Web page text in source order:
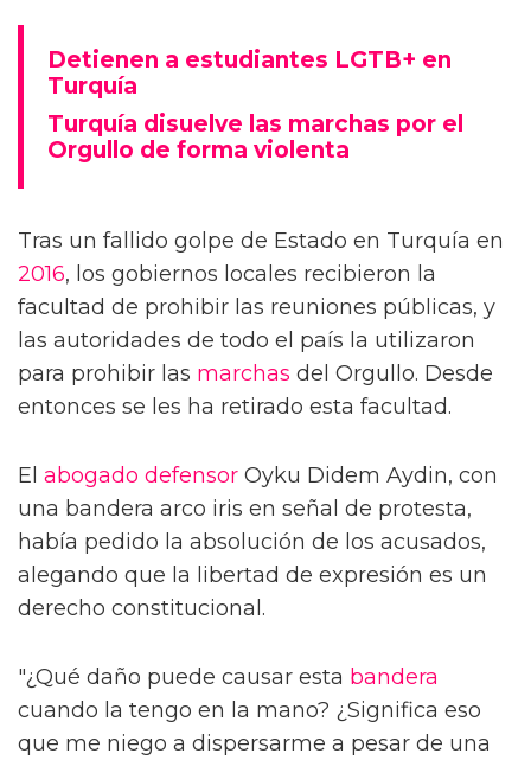
Detienen a estudiantes LGTB+ en
Turquía
Turquía disuelve las marchas por el
Orgullo de forma violenta
Tras un fallido golpe de Estado en Turquía en
2016, los gobiernos locales recibieron la
facultad de prohibir las reuniones públicas, y
las autoridades de todo el país la utilizaron
para prohibir las marchas del Orgullo. Desde
entonces se les ha retirado esta facultad.
El abogado defensor Oyku Didem Aydin, con
una bandera arco iris en señal de protesta,
había pedido la absolución de los acusados,
alegando que la libertad de expresión es un
derecho constitucional.
"¿Qué daño puede causar esta bandera
cuando la tengo en la mano? ¿Significa eso
que me niego a dispersarme a pesar de una